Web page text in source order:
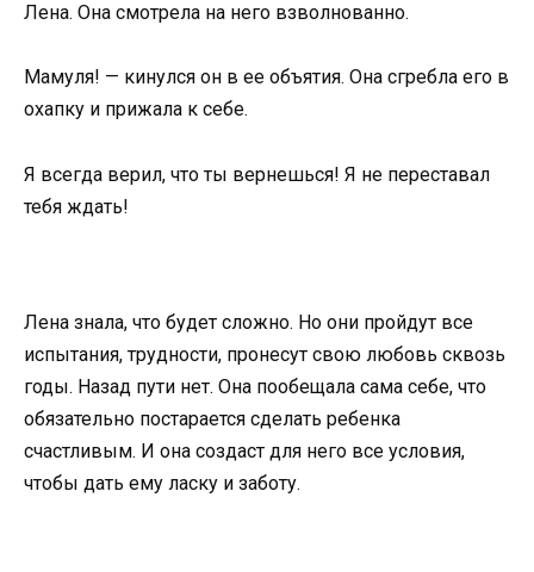
Лена. Она смотрела на него взволнованно.
Мамуля! — кинулся он в ее объятия. Она сгребла его в
охапку и прижала к себе.
Я всегда верил, что ты вернешься! Я не переставал
тебя ждать!
Лена знала, что будет сложно. Но они пройдут все
испытания, трудности, пронесут свою любовь сквозь
годы. Назад пути нет. Она пообещала сама себе, что
обязательно постарается сделать ребенка
счастливым. И она создаст для него все условия,
чтобы дать ему ласку и заботу.